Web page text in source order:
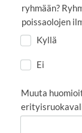
ryhmään?
poissaolojen
Kyllä
Ei
Muuta